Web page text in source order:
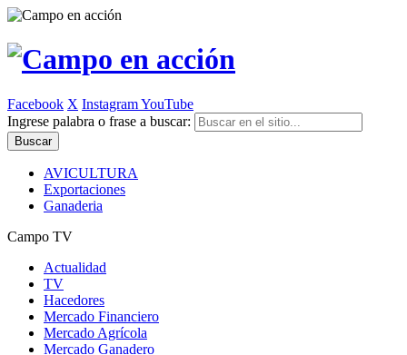
Facebook X InstagramYouTube
Ingrese palabra o frase a buscar:
AVICULTURA
Exportaciones
Ganaderia
Campo TV
Actualidad
TV
Hacedores
Mercado Financiero
Mercado Agrícola
Mercado Ganadero